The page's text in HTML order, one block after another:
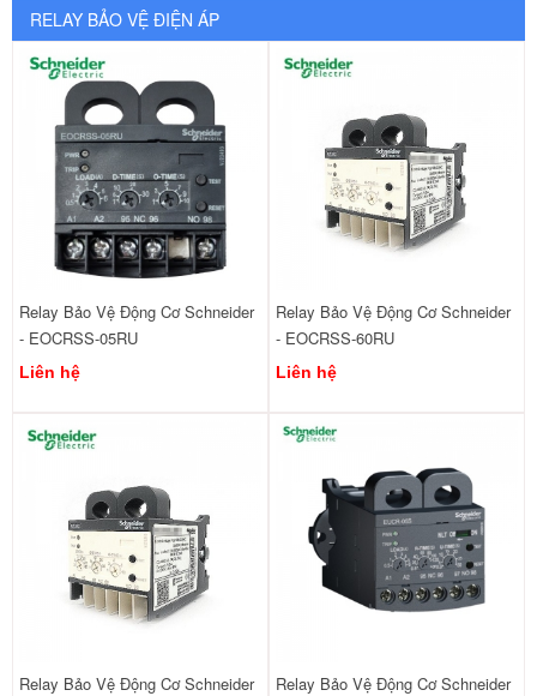
RELAY BẢO VỆ ĐIỆN ÁP
Relay Bảo Vệ Động Cơ Schneider
- EOCRSS-05RU
Liên hệ
Relay Bảo Vệ Động Cơ Schneider
- EOCRSS-60RU
Liên hệ
Relay Bảo Vệ Động Cơ Schneider
Relay Bảo Vệ Động Cơ Schneider